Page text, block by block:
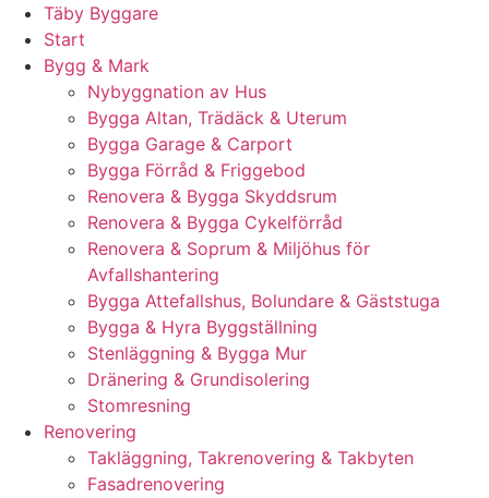
Skip
content
Täby Byggare
Start
Bygg & Mark
Nybyggnation av Hus
Bygga Altan, Trädäck & Uterum
Bygga Garage & Carport
Bygga Förråd & Friggebod
Renovera & Bygga Skyddsrum
Renovera & Bygga Cykelförråd
Renovera & Soprum & Miljöhus för
Avfallshantering
Bygga Attefallshus, Bolundare & Gäststuga
Bygga & Hyra Byggställning
Stenläggning & Bygga Mur
Dränering & Grundisolering
Stomresning
Renovering
Takläggning, Takrenovering & Takbyten
Fasadrenovering